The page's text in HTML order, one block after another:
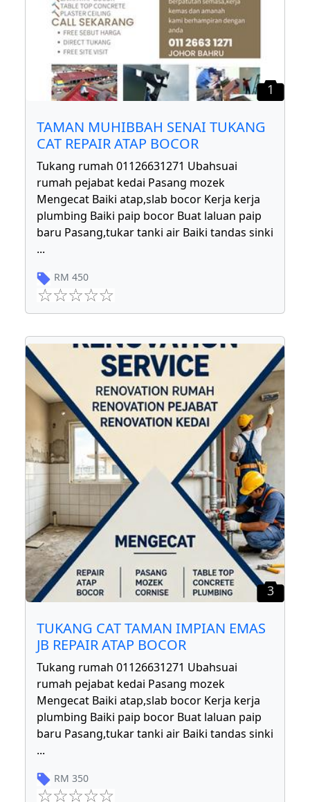
1
TAMAN MUHIBBAH SENAI TUKANG
CAT REPAIR ATAP BOCOR
Tukang rumah 01126631271 Ubahsuai
rumah pejabat kedai Pasang mozek
Mengecat Baiki atap,slab bocor Kerja kerja
plumbing Baiki paip bocor Buat laluan paip
baru Pasang,tukar tanki air Baiki tandas sinki
...
RM 450
3
TUKANG CAT TAMAN IMPIAN EMAS
JB REPAIR ATAP BOCOR
Tukang rumah 01126631271 Ubahsuai
rumah pejabat kedai Pasang mozek
Mengecat Baiki atap,slab bocor Kerja kerja
plumbing Baiki paip bocor Buat laluan paip
baru Pasang,tukar tanki air Baiki tandas sinki
...
RM 350